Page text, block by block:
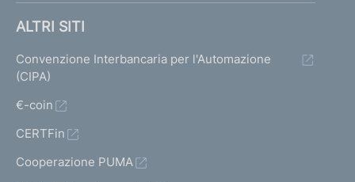
ALTRI SITI
Convenzione Interbancaria per l'Automazione
(CIPA)
€-coin
CERTFin
Cooperazione PUMA